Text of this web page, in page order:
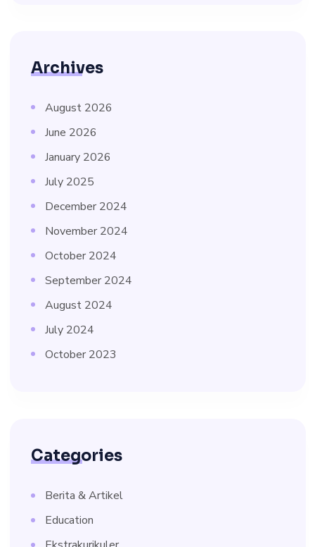
Archives
August 2026
June 2026
January 2026
July 2025
December 2024
November 2024
October 2024
September 2024
August 2024
July 2024
October 2023
Categories
Berita & Artikel
Education